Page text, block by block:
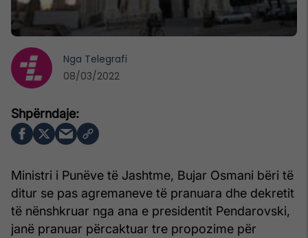
Ministri i Punëve të Jashtme, Bujar Osmani bëri të
ditur se pas agremaneve të pranuara dhe dekretit
të nënshkruar nga ana e presidentit Pendarovski,
janë pranuar përcaktuar tre propozime për
Nga Telegrafi
08/03/2022